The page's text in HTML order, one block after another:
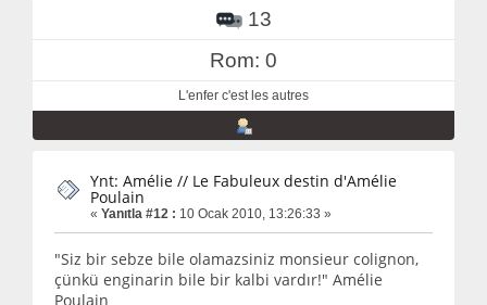
13
Rom: 0
L'enfer c'est les autres
Ynt: Amélie // Le Fabuleux destin d'Amélie
Poulain
« Yanıtla #12 : 10 Ocak 2010, 13:26:33 »
"Siz bir sebze bile olamazsiniz monsieur colignon,
çünkü enginarin bile bir kalbi vardır!" Amélie
Poulain